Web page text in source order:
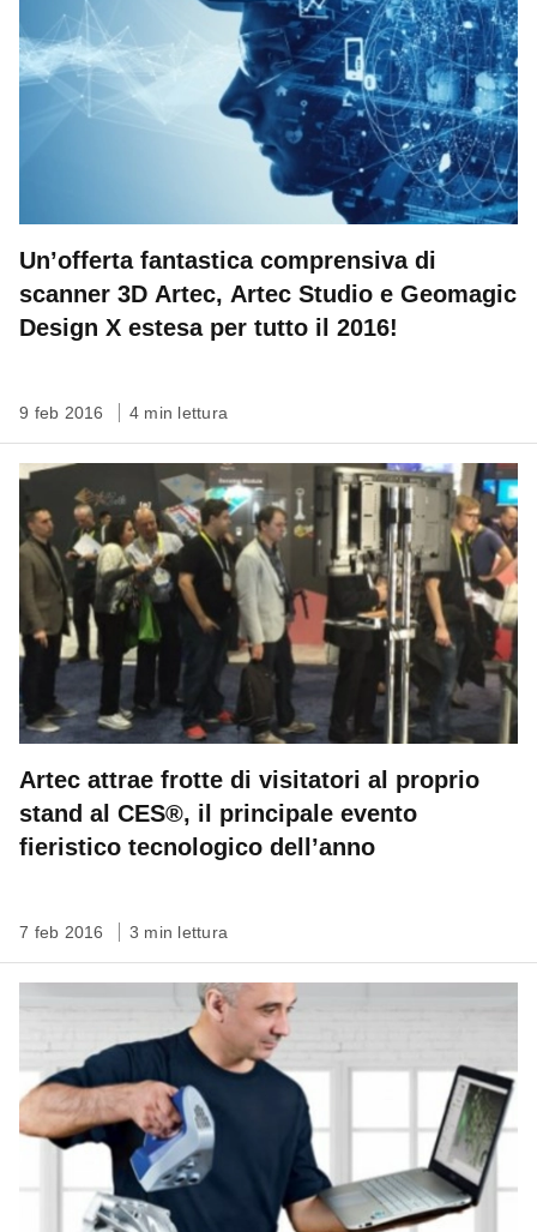
Un’offerta fantastica comprensiva di
scanner 3D Artec, Artec Studio e Geomagic
Design X estesa per tutto il 2016!
9 feb 2016 4 min lettura
Artec attrae frotte di visitatori al proprio
stand al CES®, il principale evento
fieristico tecnologico dell’anno
7 feb 2016 3 min lettura